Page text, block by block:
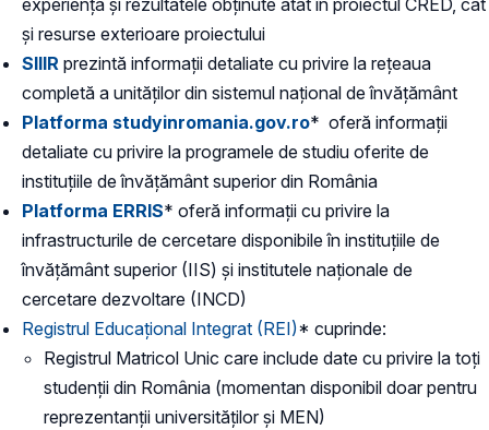
experiența și rezultatele obținute atât în proiectul CRED, cât
și resurse exterioare proiectului
SIIIR prezintă informații detaliate cu privire la rețeaua
completă a unităților din sistemul național de învățământ
Platforma studyinromania.gov.ro* oferă informații
detaliate cu privire la programele de studiu oferite de
instituțiile de învățământ superior din România
Platforma ERRIS* oferă informații cu privire la
infrastructurile de cercetare disponibile în instituțiile de
învățământ superior (IIS) și institutele naționale de
cercetare dezvoltare (INCD)
Registrul Educațional Integrat (REI)* cuprinde:
Registrul Matricol Unic care include date cu privire la toți
studenții din România (momentan disponibil doar pentru
reprezentanții universităților și MEN)